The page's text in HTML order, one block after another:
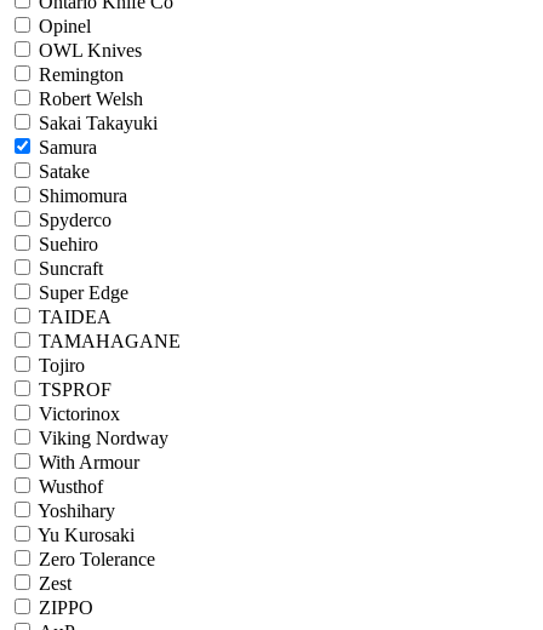
Opinel
OWL Knives
Remington
Robert Welsh
Sakai Takayuki
Samura
Satake
Shimomura
Spyderco
Suehiro
Suncraft
Super Edge
TAIDEA
TAMAHAGANE
Tojiro
TSPROF
Victorinox
Viking Nordway
With Armour
Wusthof
Yoshihary
Yu Kurosaki
Zero Tolerance
Zest
ZIPPO